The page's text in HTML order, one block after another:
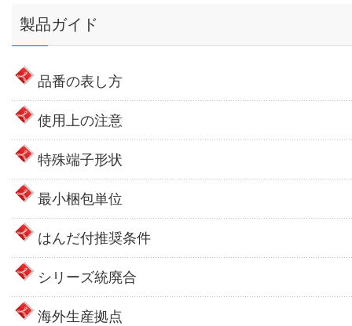
製品ガイド
品番の表し方
使用上の注意
特殊端子形状
最小梱包単位
はんだ付推奨条件
シリーズ統廃合
海外生産拠点